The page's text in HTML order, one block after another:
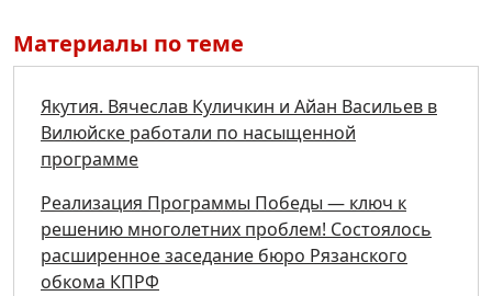
Материалы по теме
Якутия. Вячеслав Куличкин и Айан Васильев в
Вилюйске работали по насыщенной
программе
Реализация Программы Победы — ключ к
решению многолетних проблем! Состоялось
расширенное заседание бюро Рязанского
обкома КПРФ